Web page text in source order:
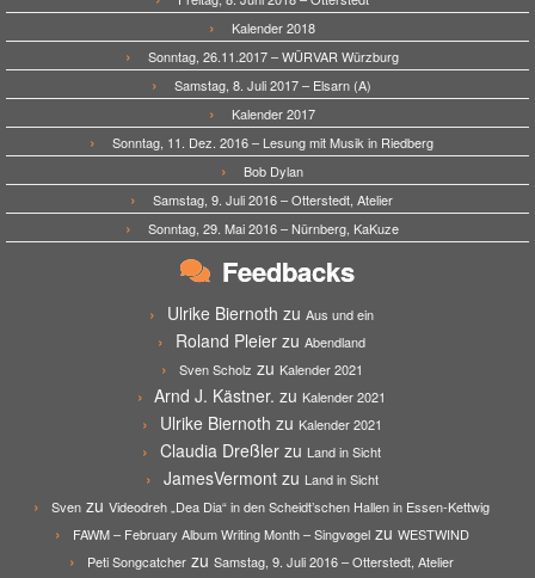
Kalender 2018
Sonntag, 26.11.2017 – WÜRVAR Würzburg
Samstag, 8. Juli 2017 – Elsarn (A)
Kalender 2017
Sonntag, 11. Dez. 2016 – Lesung mit Musik in Riedberg
Bob Dylan
Samstag, 9. Juli 2016 – Otterstedt, Atelier
Sonntag, 29. Mai 2016 – Nürnberg, KaKuze
Feedbacks
Ulrike Biernoth zu Aus und ein
Roland Pleier zu Abendland
Sven Scholz zu Kalender 2021
Arnd J. Kästner. zu Kalender 2021
Ulrike Biernoth zu Kalender 2021
Claudia Dreßler zu Land in Sicht
JamesVermontzu Land in Sicht
Sven zu Videodreh „Dea Dia“ in den Scheidt’schen Hallen in Essen-Kettwig
FAWM – February Album Writing Month – Singvøgelzu WESTWIND
Peti Songcatcher zu Samstag, 9. Juli 2016 – Otterstedt, Atelier